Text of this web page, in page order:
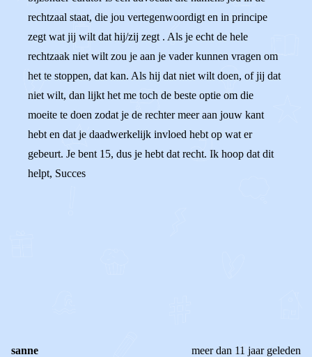
rechtzaal staat, die jou vertegenwoordigt en in principe
zegt wat jij wilt dat hij/zij zegt . Als je echt de hele
rechtzaak niet wilt zou je aan je vader kunnen vragen om
het te stoppen, dat kan. Als hij dat niet wilt doen, of jij dat
niet wilt, dan lijkt het me toch de beste optie om die
moeite te doen zodat je de rechter meer aan jouw kant
hebt en dat je daadwerkelijk invloed hebt op wat er
gebeurt. Je bent 15, dus je hebt dat recht. Ik hoop dat dit
helpt, Succes
sanne meer dan 11 jaar geleden